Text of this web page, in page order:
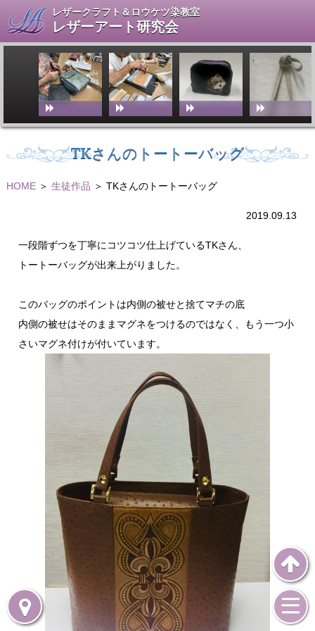
レザークラフト＆ロウケツ染教室
レザーアート研究会
TKさんのトートーバッグ
HOME＞ 生徒作品 ＞ TKさんのトートーバッグ
2019.09.13
一段階ずつを丁寧にコツコツ仕上げているTKさん、
トートーバッグが出来上がりました。
このバッグのポイントは内側の被せと捨てマチの底
内側の被せはそのままマグネをつけるのではなく、もう一つ小
さいマグネ付けが付いています。